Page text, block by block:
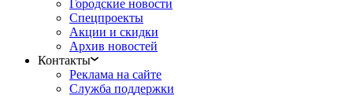
Городские новости
Спецпроекты
Акции и скидки
Архив новостей
Контакты
Реклама на сайте
Служба поддержки